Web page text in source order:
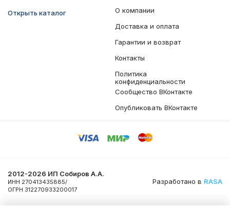
Открыть каталог
О компании
Доставка и оплата
Гарантии и возврат
Контакты
Политика
конфиденциальности
Сообщество ВКонтакте
Опубликовать ВКонтакте
2012-2026 ИП Собиров А.А.
ИНН 270413435885/
ОГРН 312270933200017
Разработано в RASA